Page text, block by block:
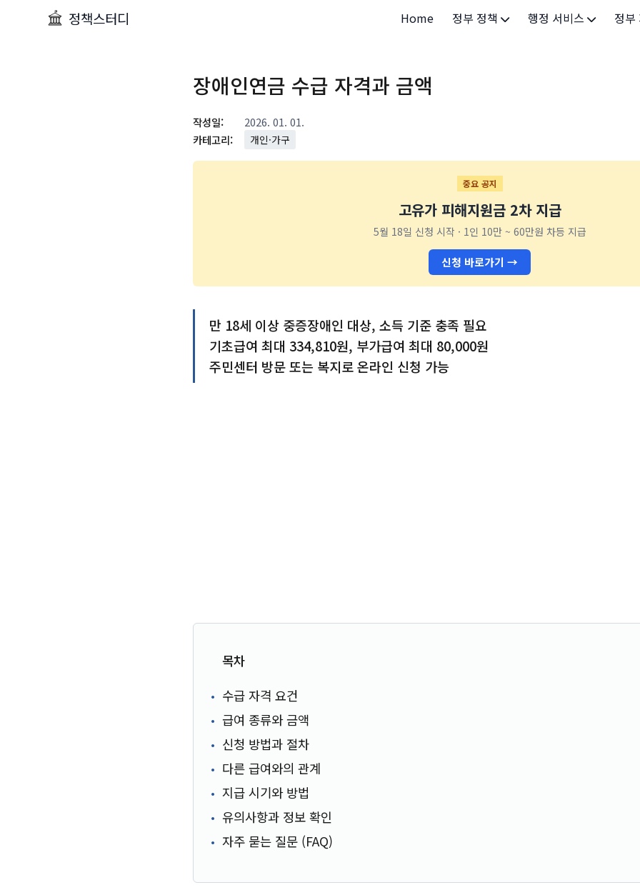
정책스터디 Home 정부 정책 행정 서비스
세무/납부
기타 서비스
정부
장애인연금 수급 자격과 금액
작성일:
2026. 01. 01.
카테고리:
개인·가구
중요 공지
고유가 피해지원금 2차 지급
5월 18일 신청 시작 · 1인 10만 ~ 60만원 차등 지급
신청 바로가기 →
만 18세 이상 중증장애인 대상, 소득 기준 충족 필요
기초급여 최대 334,810원, 부가급여 최대 80,000원
주민센터 방문 또는 복지로 온라인 신청 가능
목차
수급 자격 요건
급여 종류와 금액
신청 방법과 절차
다른 급여와의 관계
지급 시기와 방법
유의사항과 정보 확인
자주 묻는 질문 (FAQ)